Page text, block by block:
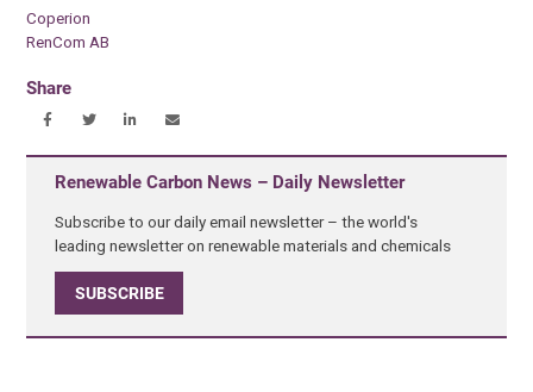
Coperion
RenCom AB
Share
Renewable Carbon News – Daily Newsletter
Subscribe to our daily email newsletter – the world's
leading newsletter on renewable materials and chemicals
SUBSCRIBE